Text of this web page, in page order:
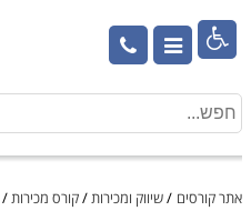

אתר קורסים /שיווק ומכירות/קורס מכירות/